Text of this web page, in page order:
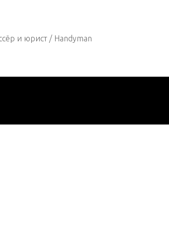
и юрист / Handyman